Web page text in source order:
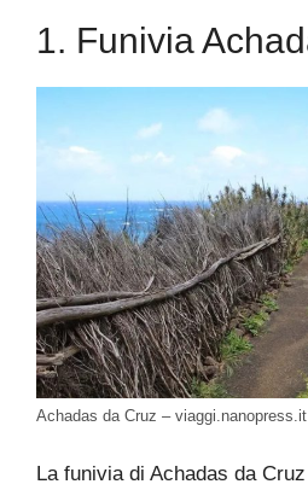
1. Funivia
Achadas da Cruz – viaggi.nanopress.it
La funivia di Achadas da